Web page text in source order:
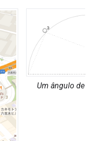
Um ângulo de